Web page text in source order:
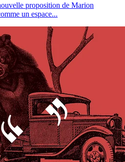
proposition de Marion
un espace...